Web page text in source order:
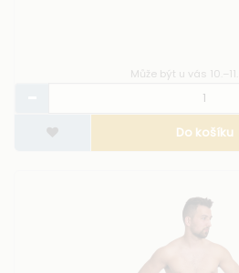
Může být u vás
Do košíku